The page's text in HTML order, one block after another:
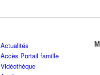
Actualités
Accès Portail famille
Vidéothèque